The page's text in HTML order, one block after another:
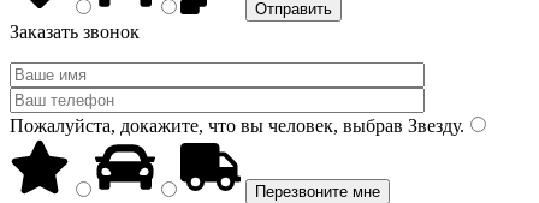
Заказать звонок
Пожалуйста, докажите, что вы человек, выбрав Звезду.